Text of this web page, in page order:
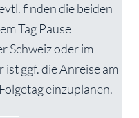
finden die beiden
Tag Pause
Schweiz oder im
ggf. die Anreise am
einzuplanen.